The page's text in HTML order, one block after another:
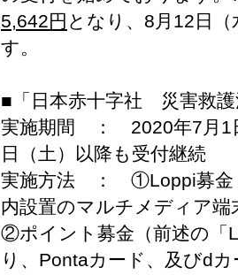
5,642円 となり、8月12日
す。
■「日本赤十字社 災害救護
実施期間 ： 2020年7月1
日（土）以降も受付継続
実施方法 ： ①Loppi募金
内設置のマルチメディア端
②ポイント募金（前述の「
り、Pontaカード、及びd